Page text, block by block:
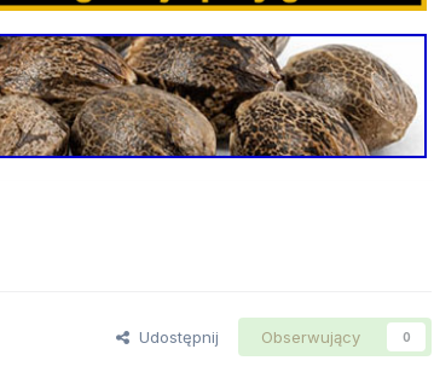
Udostępnij Obserwujący 0